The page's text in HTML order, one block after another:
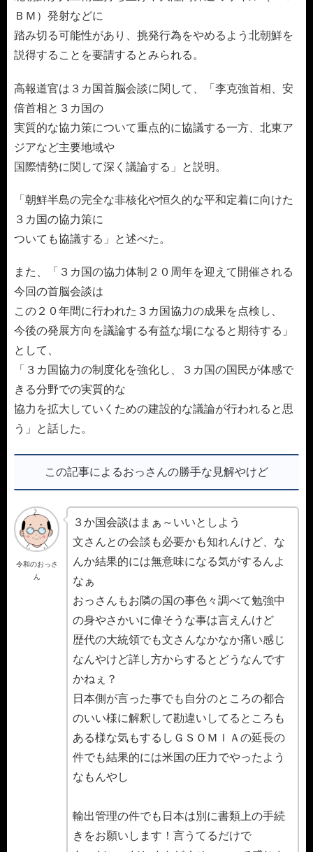
ＢＭ）発射などに
踏み切る可能性があり、挑発行為をやめるよう北朝鮮を
説得することを要請するとみられる。
高報道官は３カ国首脳会談に関して、「李克強首相、安
倍首相と３カ国の
実質的な協力策について重点的に協議する一方、北東ア
ジアなど主要地域や
国際情勢に関して深く議論する」と説明。
「朝鮮半島の完全な非核化や恒久的な平和定着に向けた
３カ国の協力策に
ついても協議する」と述べた。
また、「３カ国の協力体制２０周年を迎えて開催される
今回の首脳会談は
この２０年間に行われた３カ国協力の成果を点検し、
今後の発展方向を議論する有益な場になると期待する」
として、
「３カ国協力の制度化を強化し、３カ国の国民が体感で
きる分野での実質的な
協力を拡大していくための建設的な議論が行われると思
う」と話した。
この記事によるおっさんの勝手な見解やけど
令和のおっさ
ん
３か国会談はまぁ～いいとしよう
文さんとの会談も必要かも知れんけど、な
んか結果的には無意味になる気がするんよ
なぁ
おっさんもお隣の国の事色々調べて勉強中
の身やさかいに偉そうな事は言えんけど
歴代の大統領でも文さんなかなか痛い感じ
なんやけど詳し方からするとどうなんです
かねぇ？
日本側が言った事でも自分のところの都合
のいい様に解釈して勘違いしてるところも
ある様な気もするしＧＳＯＭＩＡの延長の
件でも結果的には米国の圧力でやったよう
なもんやし
輸出管理の件でも日本は別に書類上の手続
きをお願いします！言うてるだけで